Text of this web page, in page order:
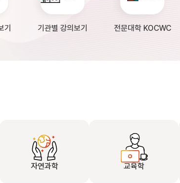
기 기관별 강의보기 전문대학 KOCWC
자연과학 교육학